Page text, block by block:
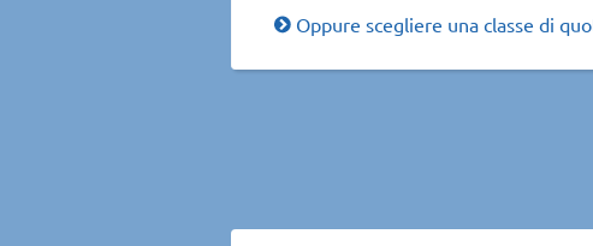
Oppure scegliere una classe di